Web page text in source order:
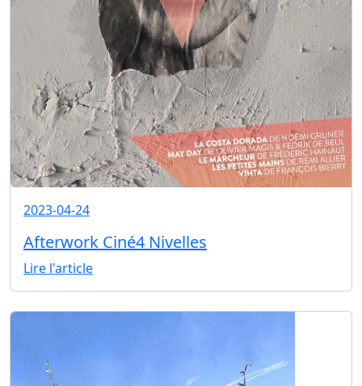
2023-04-24
Afterwork Ciné4 Nivelles
Lire l'article